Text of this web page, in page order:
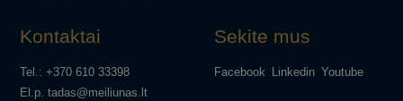
Kontaktai
Tel.: +370 610 33398
El.p. tadas@meiliunas.lt
Sekite mus
Facebook Linkedin Youtube